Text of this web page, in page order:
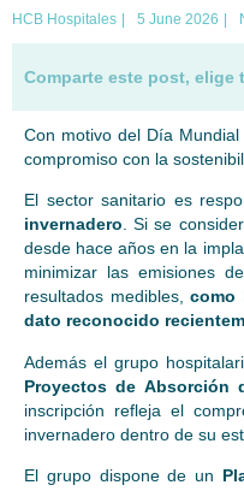
HCB Hospitales 5 June 2026
Comparte este post, elige
Con motivo del Día Mundial
compromiso con la
El sector sanitario es
invernadero. Si se
desde hace años en la
minimizar las emisiones
resultados medibles,como
dato reconocido
Además el grupo
Proyectos de Absorción
inscripción refleja el
invernadero dentro de su
El grupo dispone de un